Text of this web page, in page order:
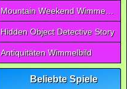
Mountain Weekend Wimmelbild
Hidden Object Detective Story
Antiquitäten Wimmelbild
Beliebte Spiele